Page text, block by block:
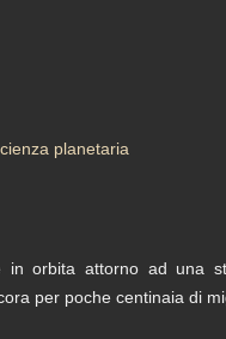
planetaria
in orbita attorno ad una
per poche centinaia di